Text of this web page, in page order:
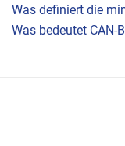
Was definiert die
Was bedeutet CAN-